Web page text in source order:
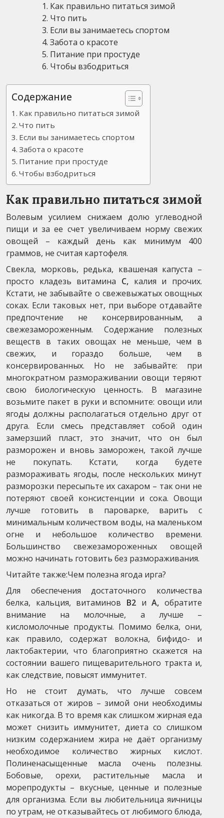
Как правильно питаться зимой
Что пить
Если вы занимаетесь спортом
Забота о красоте
Питание при простуде
Чтобы взбодриться
Содержание
Как правильно питаться зимой
Что пить
Если вы занимаетесь спортом
Забота о красоте
Питание при простуде
Чтобы взбодриться
Как правильно питаться зимой
Волевым усилием снижаем долю углеводной
пищи и за ее счет увеличиваем норму свежих
овощей – каждый день как минимум 400
граммов, не считая картофеля.
Свекла, морковь, редька, квашеная капуста –
просто кладезь витамина С, калия и прочих.
Кстати, не забывайте о свежевыжатых овощных
соках. Если таковых нет, при выборе отдавайте
предпочтение не консервированным, а
свежезамороженным. Содержание полезных
веществ в таких овощах не меньше, чем в
свежих, и гораздо больше, чем в
консервированных. Но не забывайте: при
многократном размораживании овощи теряют
свою биологическую ценность. В магазине
возьмите пакет в руки и вспомните: овощи или
ягоды должны располагаться отдельно друг от
друга. Если смесь представляет собой один
замерзший пласт, это значит, что он был
разморожен и вновь заморожен, такой лучше
не покупать. Кстати, когда будете
размораживать ягоды, после нескольких минут
разморозки пересыпьте их сахаром – так они не
потеряют своей консистенции и сока. Овощи
лучше готовить в пароварке, варить с
минимальным количеством воды, на маленьком
огне и небольшое количество времени.
Большинство свежезамороженных овощей
можно начинать готовить без размораживания.
Читайте также:Чем полезна ягода ирга?
Для обеспечения достаточного количества
белка, кальция, витаминов B2 иA, обратите
внимание на молочные, а лучше –
кисломолочные продукты. Помимо белка, они,
как правило, содержат волокна, бифидо- и
лактобактерии, что благоприятно скажется на
состоянии вашего пищеварительного тракта и,
как следствие, повысят иммунитет.
Но не стоит думать, что лучше совсем
отказаться от жиров – зимой они необходимы
как никогда. В то время как слишком жирная еда
может снизить иммунитет, диета со слишком
низким содержанием жира не даёт организму
необходимое количество жирных кислот.
Полиненасыщенные масла очень полезны.
Бобовые, орехи, растительные масла и
морепродукты – вкусные, ценные и полезные
для организма. Если вы любительница яичницы
по утрам, не отказывайтесь от любимого блюда,